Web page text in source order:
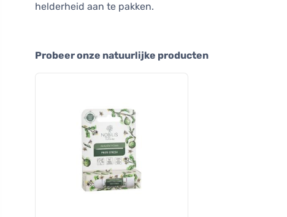
helderheid aan te pakken.
Probeer onze natuurlijke producten